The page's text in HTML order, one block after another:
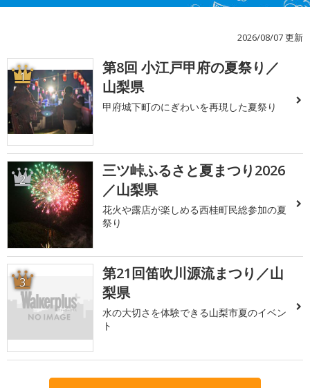
2026/08/07 更新
1
第8回 小江戸甲府の夏祭り／
山梨県
甲府城下町のにぎわいを再現した夏祭り
2
三ツ峠ふるさと夏まつり2026
／山梨県
花火や露店が楽しめる西桂町民総参加の夏
祭り
3
第21回笛吹川源流まつり／山
梨県
水の大切さを体験できる山梨市夏のイベン
ト